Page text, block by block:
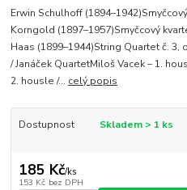
Erwin Schulhoff
Korngold (1897–1957)Smyčcový
Haas (1899–1944)String Quartet č. 3,
/ Janáček QuartetMiloš Vacek – 1.
2. housle /... celý popis
Dostupnost Skladem > 1 ks
185 Kč/ks
153 Kč bez DPH